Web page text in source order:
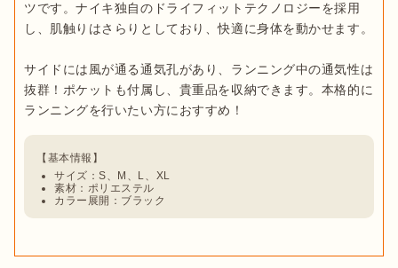
ツです。ナイキ独自のドライフィットテクノロジーを採用
し、肌触りはさらりとしており、快適に身体を動かせます。
サイドには風が通る通気孔があり、ランニング中の通気性は
抜群！ポケットも付属し、貴重品を収納できます。本格的に
サイズ：S、M、L、XL
素材：ポリエステル
カラー展開：ブラック